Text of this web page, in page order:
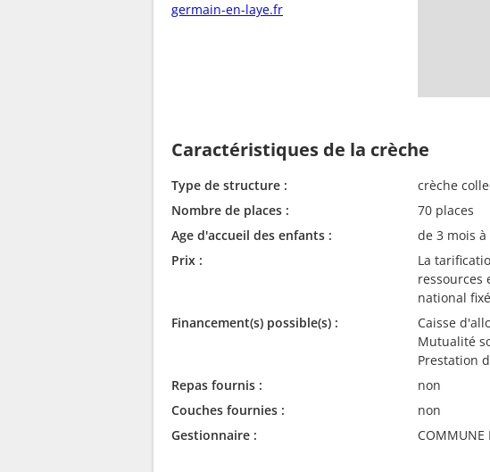
germain-en-laye.fr
Caractéristiques de la crèche
Type de structure :
crèche
Nombre de places :
70 places
Age d'accueil des enfants :
de 3 mois à
Prix :
La
ressources
national
Financement(s) possible(s) :
Caisse
Mutualité
Prestation
Repas fournis :
non
Couches fournies :
non
Gestionnaire :
COMMUNE